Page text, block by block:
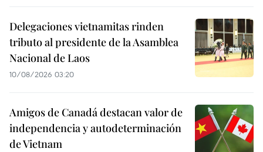
Delegaciones vietnamitas rinden
tributo al presidente de la Asamblea
Nacional de Laos
10/08/2026 03:20
Amigos de Canadá destacan valor de
independencia y autodeterminación
de Vietnam